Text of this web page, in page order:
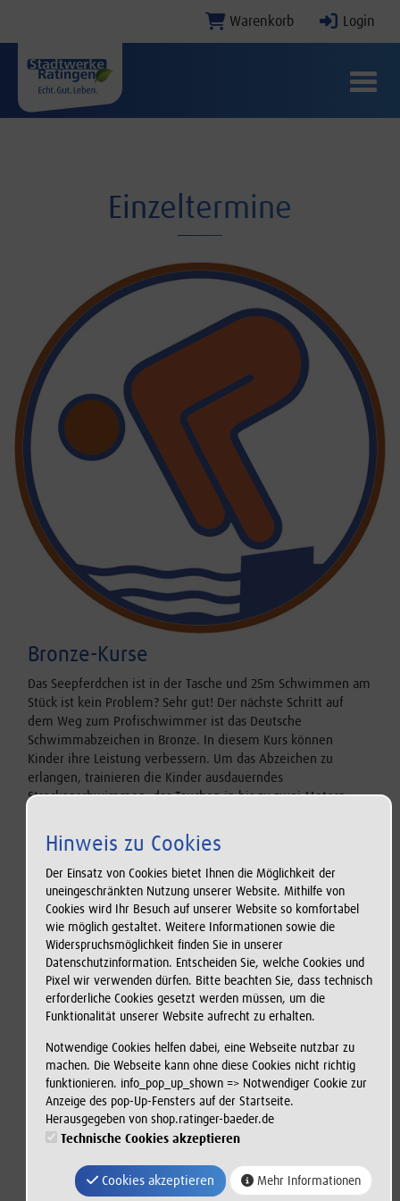
Warenkorb Login
Menü
Einzeltermine
Bronze-Kurse
Das Seepferdchen ist in der Tasche und 25m Schwimmen am
Stück ist kein Problem? Sehr gut! Der nächste Schritt auf
dem Weg zum Profischwimmer ist das Deutsche
Schwimmabzeichen in Bronze. In diesem Kurs können
Kinder ihre Leistung verbessern. Um das Abzeichen zu
erlangen, trainieren die Kinder ausdauerndes
Streckenschwimmen, das Tauchen in bis zu zwei Metern
erlernen sie die Anwendung der Baderegeln. Wenn Ihr Kind
die für das „Bronze-Abzeichen“ notwendigen Leistungen
erbringt, ist die Abnahme der Prüfung und die Ausstellung
des Ausweises inklusive.
Die Prüfungsanforderungen für Bronze sind:
- Sprung kopfwärts vom Beckenrand und 15 Minuten
Schwimmen. In dieser Zeit sind mindestens 200 Meter
zurückzulegen, davon 150 Meter in Bauch- oder Rückenlage
in einer erkennbaren Schwimmart und 50 Meter in einer
anderen Körperlage (Wechsel der Körperlage während des
Schwimmens auf der Schwimmbahn ohne Festhalten)
- Einmal ca. 2 Meter Tieftauchen von der Wasseroberfläche
mit Heraufholen eines Gegenstandes (z. B. kleiner
Tauchring)
- Paketsprung aus 1 Meter Höhe oder vom Startblock
- Kenntnis der Baderegeln
Bildquelle: © Bundesverband zur Förderung der
Schwimmausbildung e.V.
Hinweis zu Cookies
Der Einsatz von Cookies bietet Ihnen die Möglichkeit der
uneingeschränkten Nutzung unserer Website. Mithilfe von
Cookies wird Ihr Besuch auf unserer Website so komfortabel
wie möglich gestaltet. Weitere Informationen sowie die
Widerspruchsmöglichkeit finden Sie in unserer
Datenschutzinformation. Entscheiden Sie, welche Cookies und
Pixel wir verwenden dürfen. Bitte beachten Sie, dass technisch
erforderliche Cookies gesetzt werden müssen, um die
Funktionalität unserer Website aufrecht zu erhalten.
Notwendige Cookies helfen dabei, eine Webseite nutzbar zu
machen. Die Webseite kann ohne diese Cookies nicht richtig
funktionieren. info_pop_up_shown => Notwendiger Cookie zur
Anzeige des pop-Up-Fensters auf der Startseite.
Herausgegeben von shop.ratinger-baeder.de
Technische Cookies akzeptieren
Cookies akzeptieren Mehr Informationen